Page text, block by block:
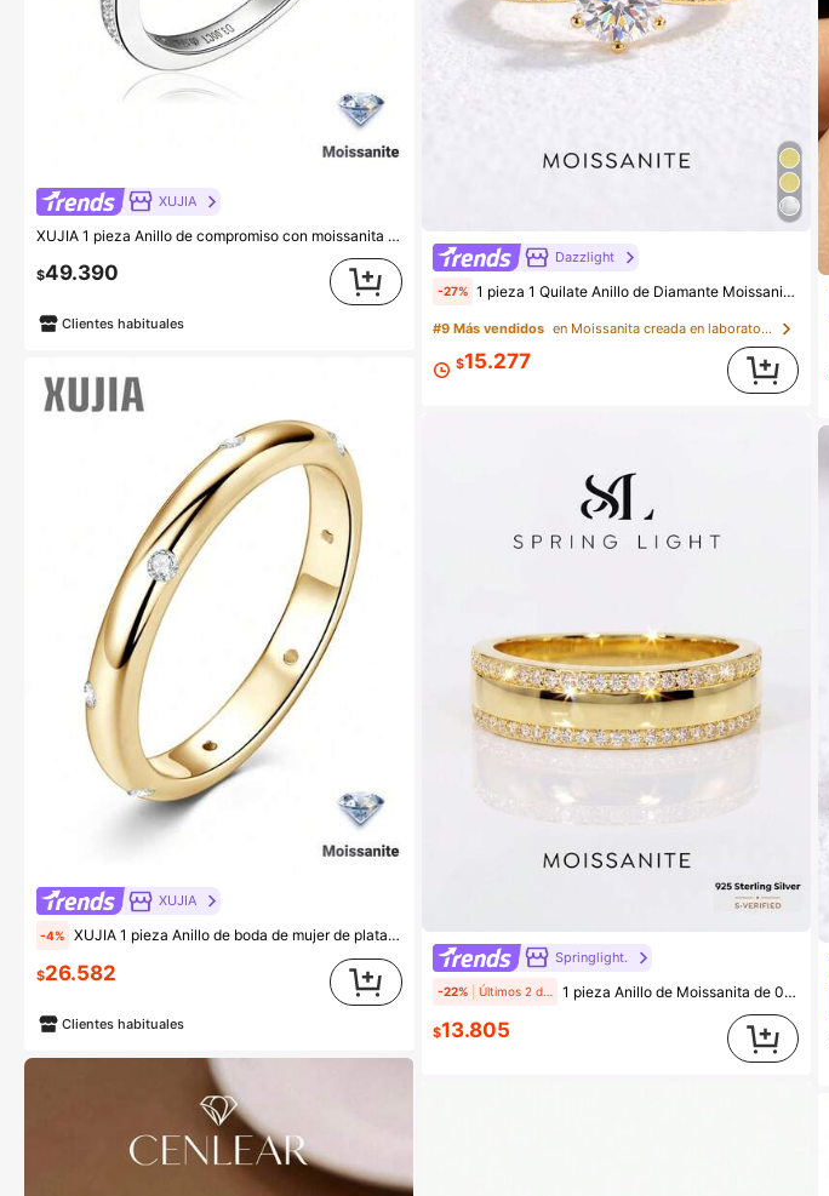
XUJIA
XUJIA 1 pieza Anillo de compromiso con moissanita de corte redondo para mujer, 100% plata de ley 925, color D, VVS1, tres piedras, anillo de boda de aniversario, joyería, regalo
$49.390
Clientes habituales
XUJIA
-4% XUJIA 1 pieza Anillo de boda de mujer de plata de ley 925 con moissanita, diseño de cúpula de 3mm, moissanita de corte redondo de 1.6mm, joyería minimalista cómoda como regalo
$26.582
Clientes habituales
Dazzlight
-27% 1 pieza 1 Quilate Anillo de Diamante Moissanita Clásico de 6 Garras, Anillo de Compromiso Elegante de Lujo de Plata de Ley 925 para Boda, Mejor Amigo, Cumpleaños, Aniversario, Joyería Nupcial
#9 Más vendidos en Moissanita creada en laboratorio Anillos de bod
$15.277
Springlight.
-22% Últimos 2 días 1 pieza Anillo de Moissanita de 0.005ct con Doble Pista de Estrella, Plata de Ley 925, Elegante Lujo, Joyería Perfecta para Compromiso, Boda y Novia
$13.805